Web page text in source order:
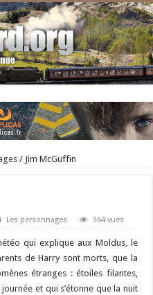
/ Jim McGuffin
Les personnages 364 vues
qui explique aux Moldus, le
de Harry sont morts, que la
étranges : étoiles filantes,
et qui s’étonne que la nuit